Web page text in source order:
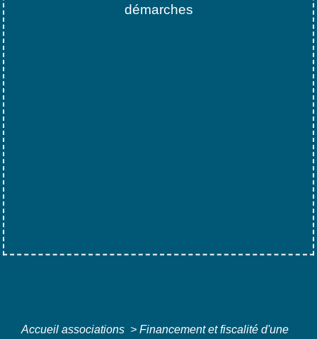
démarches
Accueil associations > Financement et fiscalité d'une